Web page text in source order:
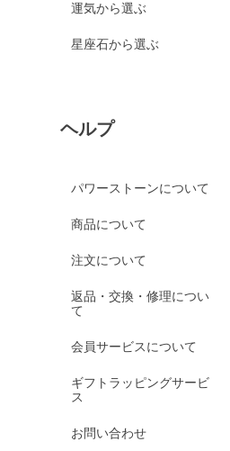
運気から選ぶ
星座石から選ぶ
ヘルプ
パワーストーンについて
商品について
注文について
返品・交換・修理につい
て
会員サービスについて
ギフトラッピングサービ
ス
お問い合わせ